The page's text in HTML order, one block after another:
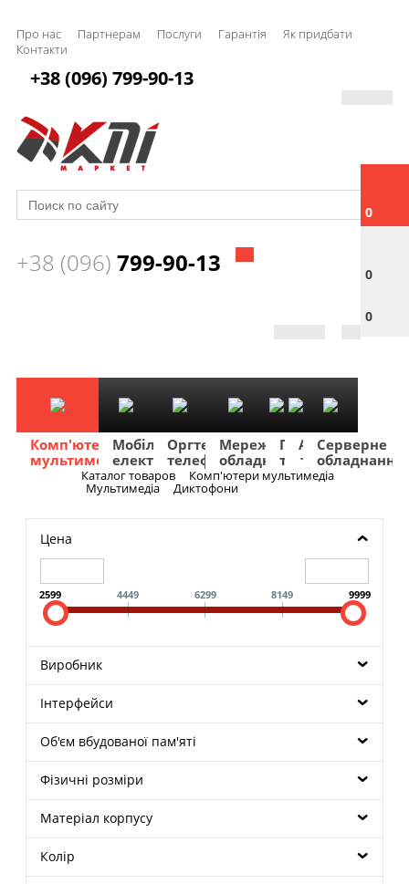
Про нас Партнерам Послуги Гарантія
Як придбати
Контакти
0
0
0
+38 (096) 799-90-13
+38 (096) 799-90-13
Комп'ютери
мультимедіа
Мобільна
електроніка
Оргтехніка
телефонія
Мережеве
обладнання
Побутова
техніка
TV
та
Аудіо
Фото
та
відео
Авто
та
навігація
Серверне
обладнання
Каталог товаров Комп'ютери мультимедіа
Мультимедіа Диктофони
Цена
2599 4449 6299 8149 9999
Виробник
Інтерфейси
Об'єм вбудованої пам'яті
Фізичні розміри
Матеріал корпусу
Колір